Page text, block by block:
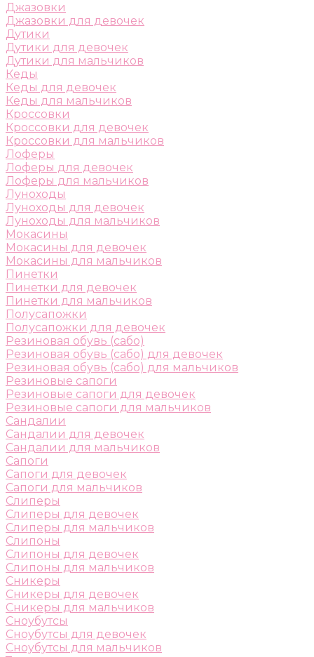
Джазовки
Джазовки для девочек
Дутики
Дутики для девочек
Дутики для мальчиков
Кеды
Кеды для девочек
Кеды для мальчиков
Кроссовки
Кроссовки для девочек
Кроссовки для мальчиков
Лоферы
Лоферы для девочек
Лоферы для мальчиков
Луноходы
Луноходы для девочек
Луноходы для мальчиков
Мокасины
Мокасины для девочек
Мокасины для мальчиков
Пинетки
Пинетки для девочек
Пинетки для мальчиков
Полусапожки
Полусапожки для девочек
Резиновая обувь (сабо)
Резиновая обувь (сабо) для девочек
Резиновая обувь (сабо) для мальчиков
Резиновые сапоги
Резиновые сапоги для девочек
Резиновые сапоги для мальчиков
Сандалии
Сандалии для девочек
Сандалии для мальчиков
Сапоги
Сапоги для девочек
Сапоги для мальчиков
Слиперы
Слиперы для девочек
Слиперы для мальчиков
Слипоны
Слипоны для девочек
Слипоны для мальчиков
Сникеры
Сникеры для девочек
Сникеры для мальчиков
Сноубутсы
Сноубутсы для девочек
Сноубутсы для мальчиков